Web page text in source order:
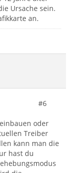
Ursache sein.
an.
#6
oder
Treiber
kann man die
hast du